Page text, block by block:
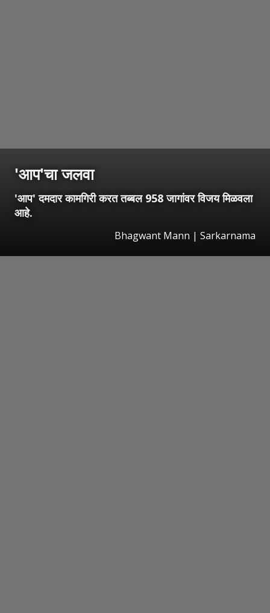
'आप'चा जलवा
'आप' दमदार कामगिरी करत तब्बल 958 जागांवर विजय मिळवला
आहे.
Bhagwant Mann | Sarkarnama